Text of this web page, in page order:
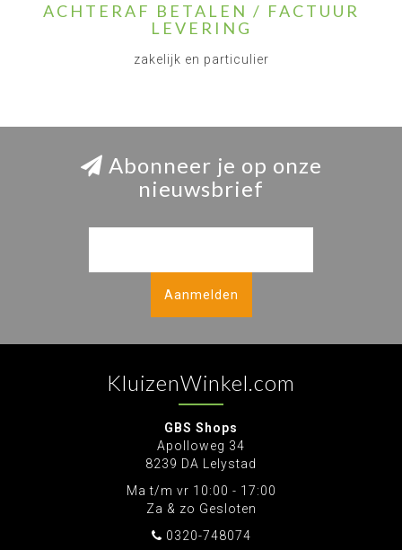
ACHTERAF BETALEN / FACTUUR
LEVERING
zakelijk en particulier
Abonneer je op onze
nieuwsbrief
Aanmelden
KluizenWinkel.com
GBS Shops
Apolloweg 34
8239 DA Lelystad
Ma t/m vr 10:00 - 17:00
Za & zo Gesloten
0320-748074